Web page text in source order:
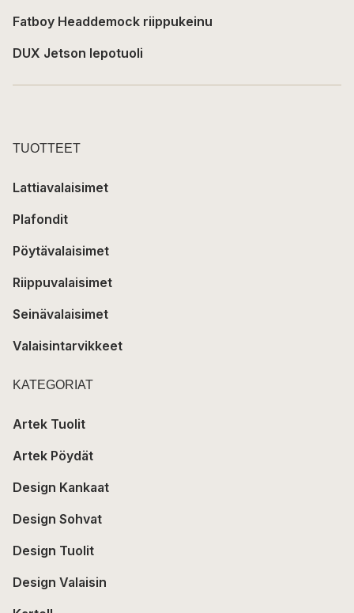
Fatboy Headdemock riippukeinu
DUX Jetson lepotuoli
TUOTTEET
Lattiavalaisimet
Plafondit
Pöytävalaisimet
Riippuvalaisimet
Seinävalaisimet
Valaisintarvikkeet
KATEGORIAT
Artek Tuolit
Artek Pöydät
Design Kankaat
Design Sohvat
Design Tuolit
Design Valaisin